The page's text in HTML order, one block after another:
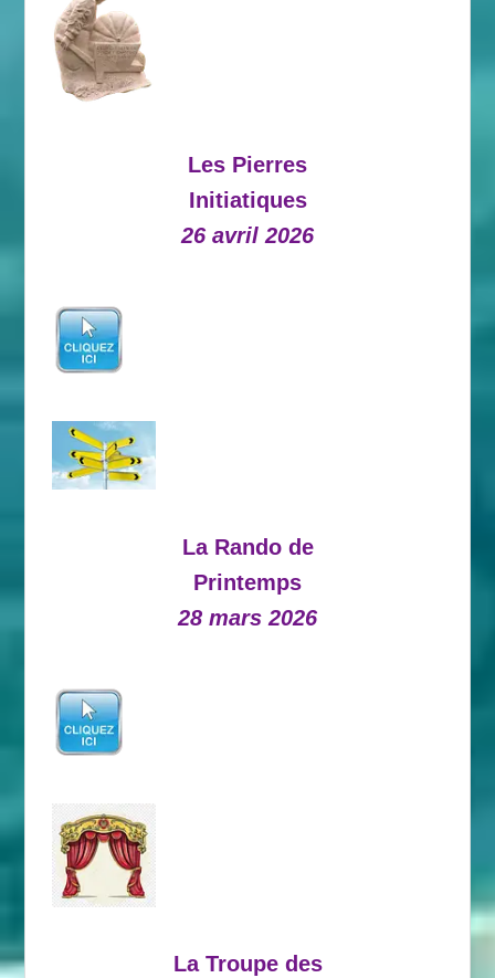
Les Pierres
Initiatiques
26 avril 2026
La Rando de
Printemps
28 mars 2026
La Troupe des